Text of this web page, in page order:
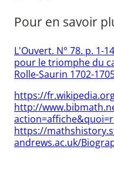
Pour en savoir
L'Ouvert. N° 78. p. 1-
pour le triomphe du
Rolle-Saurin 1702-
https://
http://
https://
andrews.ac.uk/